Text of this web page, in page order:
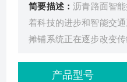
简要描述：沥青路面智
着科技的进步和智能交
摊铺系统正在逐步改变
量，降低了施工成本。
产品型号